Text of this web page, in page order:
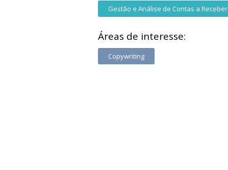
Gestão e Análise de Contas a Receber
Áreas de interesse:
Copywriting